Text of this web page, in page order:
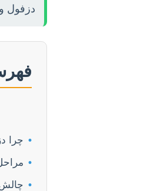
دزفول
• چرا
•
•